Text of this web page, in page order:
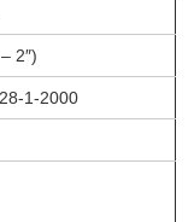
2″)
1-2000